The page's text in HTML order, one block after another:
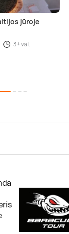
jūroje
3+ val.